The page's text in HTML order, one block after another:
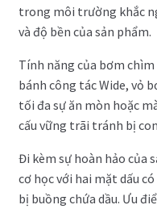
trong môi trường khắc
và độ bền của sản phẩm.
Tính năng của bơm chìm
bánh công tác Wide, vỏ
tối đa sự ăn mòn hoặc
cấu vững trãi tránh bị
Đi kèm sự hoàn hảo của
cơ học với hai mặt dấu
bị buồng chứa dầu. Ưu